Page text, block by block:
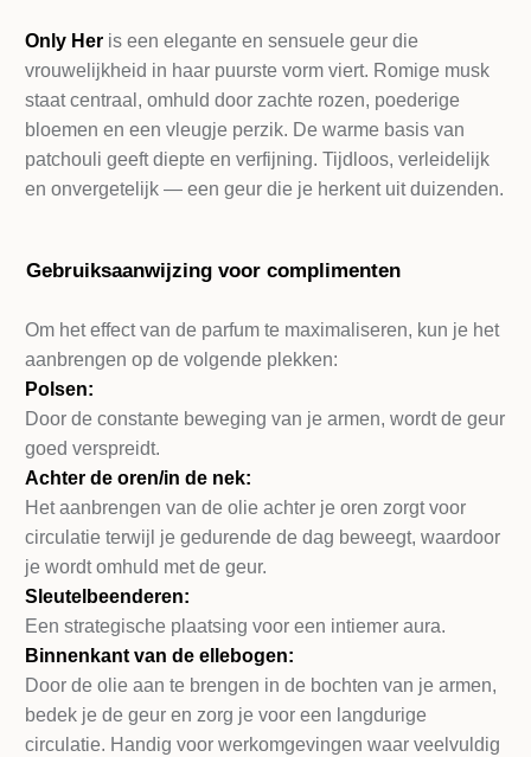
Only Her is een elegante en sensuele geur die
vrouwelijkheid in haar puurste vorm viert. Romige musk
staat centraal, omhuld door zachte rozen, poederige
bloemen en een vleugje perzik. De warme basis van
patchouli geeft diepte en verfijning. Tijdloos, verleidelijk
en onvergetelijk — een geur die je herkent uit duizenden.
Gebruiksaanwijzing voor complimenten
Om het effect van de parfum te maximaliseren, kun je het
aanbrengen op de volgende plekken:
Polsen:
Door de constante beweging van je armen, wordt de geur
goed verspreidt.
Achter de oren/in de nek:
Het aanbrengen van de olie achter je oren zorgt voor
circulatie terwijl je gedurende de dag beweegt, waardoor
je wordt omhuld met de geur.
Sleutelbeenderen:
Een strategische plaatsing voor een intiemer aura.
Binnenkant van de ellebogen:
Door de olie aan te brengen in de bochten van je armen,
bedek je de geur en zorg je voor een langdurige
circulatie. Handig voor werkomgevingen waar veelvuldig